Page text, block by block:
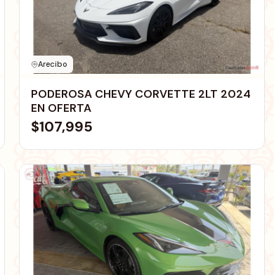
Arecibo
PODEROSA CHEVY CORVETTE 2LT 2024
EN OFERTA
$107,995